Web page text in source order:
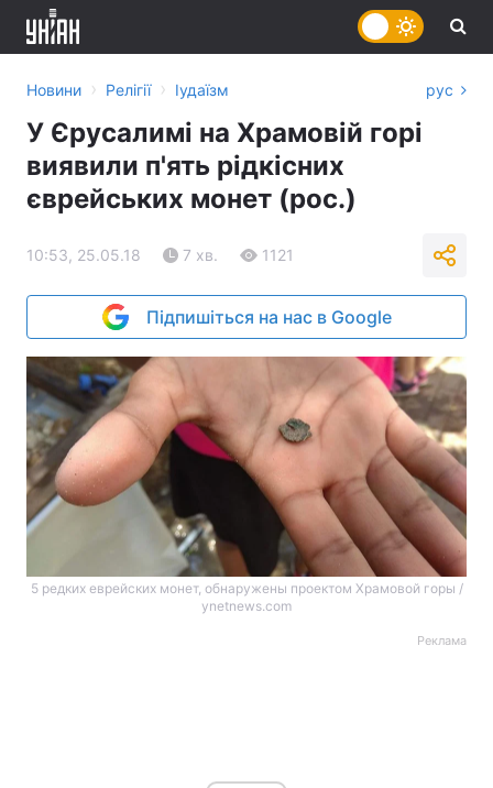
Новини › Релігії › Іудаїзм рус
У Єрусалимі на Храмовій горі
виявили п'ять рідкісних
єврейських монет (рос.)
10:53, 25.05.18 7 хв. 1121
Підпишіться на нас в Google
5 редких еврейских монет, обнаружены проектом Храмовой горы /
ynetnews.com
Реклама